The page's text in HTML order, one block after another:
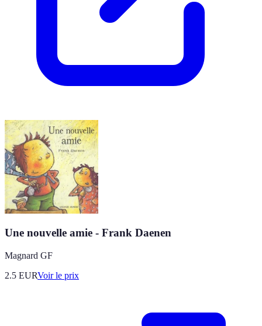
Une nouvelle amie - Frank Daenen
Magnard GF
2.5 EURVoir le prix